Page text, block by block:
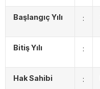
Başlangıç Yılı :
Bitiş Yılı :
Hak Sahibi :